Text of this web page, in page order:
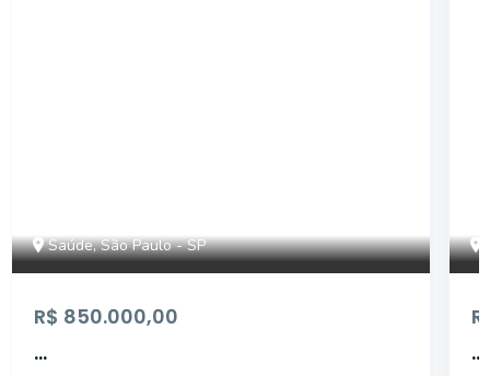
Saúde, São Paulo - SP
R$ 850.000,00
...
...